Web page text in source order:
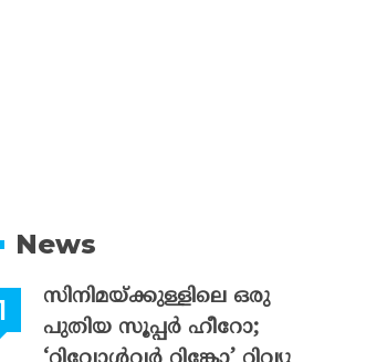
News
സിനിമയ്ക്കുള്ളിലെ ഒരു
പുതിയ സൂപ്പർ ഹീറോ;